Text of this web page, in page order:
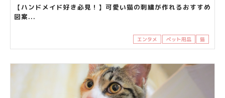
【ハンドメイド好き必見！】可愛い猫の刺繍が作れるおすすめ
図案...
エンタメ ペット用品 猫